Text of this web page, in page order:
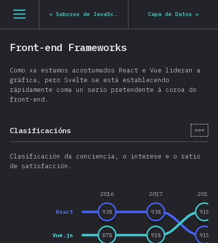
[gl-ES] general.open_nav
« Sabores de JavaScript Capa de Datos »
Front-end Frameworks
Como xa estamos acostumados React e Vue lideran a
gráfica, pero Svelte se está establecendo
rápidamente coma un serio pretendente á coroa do
front-end.
Clasificacións [gl-
Clasificación da conciencia, o interese e o ratio
de satisfacción.
2016 2017 2018
React
Vue.js
93% 93%
91 %
87% 91 %
91%